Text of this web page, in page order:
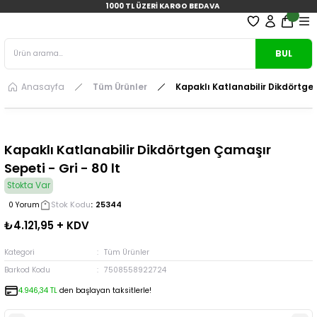
1000 TL ÜZERİ KARGO BEDAVA
BUL
Anasayfa Tüm Ürünler Kapaklı Katlanabilir
Kapaklı Katlanabilir Dikdörtgen Çamaşır
Sepeti - Gri - 80 lt
Stokta Var
0 Yorum Stok Kodu 25344
₺4.121,95 + KDV
Kategori
Tüm Ürünler
Barkod Kodu
7508558922724
4.946,34 TL den başlayan taksitlerle!